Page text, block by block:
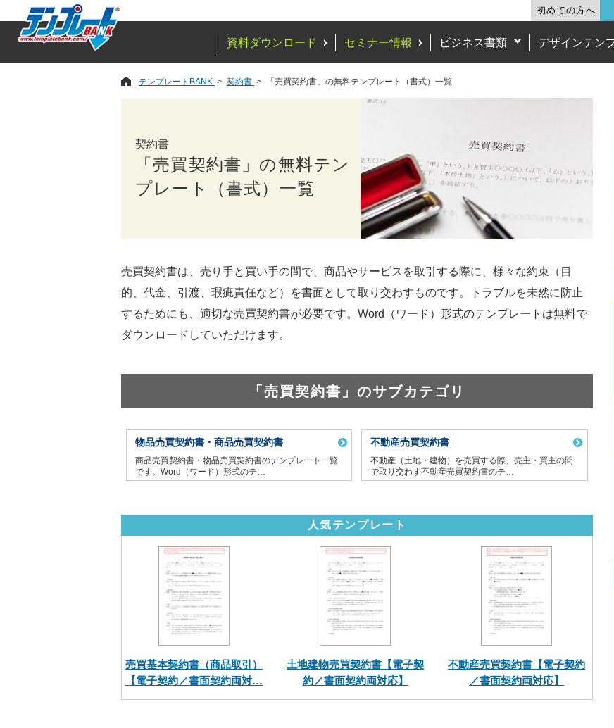
初めての方へ
資料ダウンロード セミナー情報 ビジネス書類 デザインテン
テンプレートBANK 契約書 「売買契約書」の無料テンプレート（書式）一覧
契約書
「売買契約書」の無料テン
プレート（書式）一覧
売買契約書は、売り手と買い手の間で、商品やサービスを取引する際に、様々な約束（目
的、代金、引渡、瑕疵責任など）を書面として取り交わすものです。トラブルを未然に防止
するためにも、適切な売買契約書が必要です。Word（ワード）形式のテンプレートは無料で
ダウンロードしていただけます。
「売買契約書」のサブカテゴリ
物品売買契約書・商品売買契約書
商品売買契約書・物品売買契約書のテンプレート一覧
です。Word（ワード）形式のテ…
不動産売買契約書
不動産（土地・建物）を売買する際、売主・買主の間
で取り交わす不動産売買契約書のテ…
人気テンプレート
売買基本契約書（商品取引）
【電子契約／書面契約両対…
土地建物売買契約書【電子契
約／書面契約両対応】
不動産売買契約書【電子契約
／書面契約両対応】